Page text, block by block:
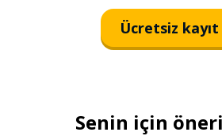
Ücretsiz
Senin için